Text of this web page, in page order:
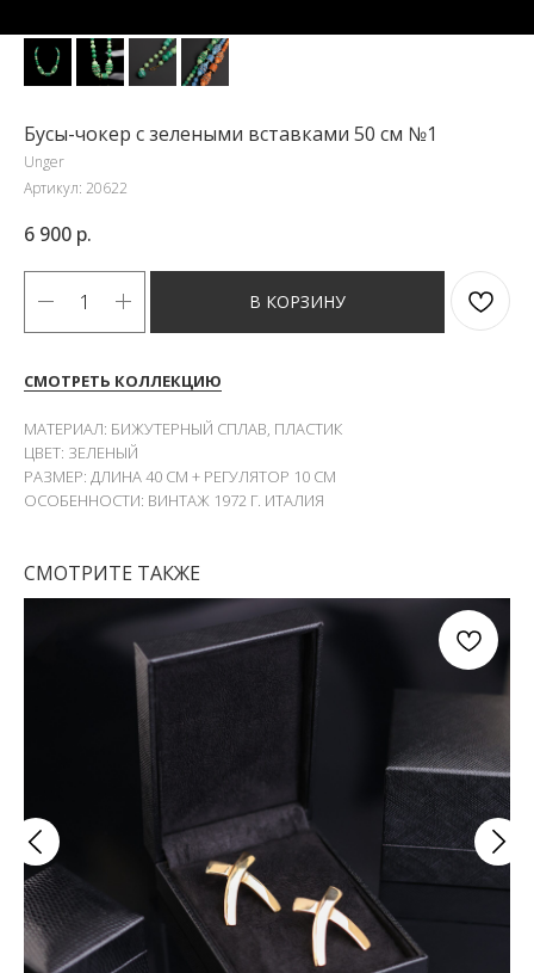
Бусы-чокер с зелеными вставками 50 см №1
Unger
Артикул: 20622
6 900 р.
В КОРЗИНУ
СМОТРЕТЬ КОЛЛЕКЦИЮ
МАТЕРИАЛ: БИЖУТЕРНЫЙ СПЛАВ, ПЛАСТИК
ЦВЕТ: ЗЕЛЕНЫЙ
РАЗМЕР: ДЛИНА 40 СМ + РЕГУЛЯТОР 10 СМ
ОСОБЕННОСТИ: ВИНТАЖ 1972 Г. ИТАЛИЯ
СМОТРИТЕ ТАКЖЕ